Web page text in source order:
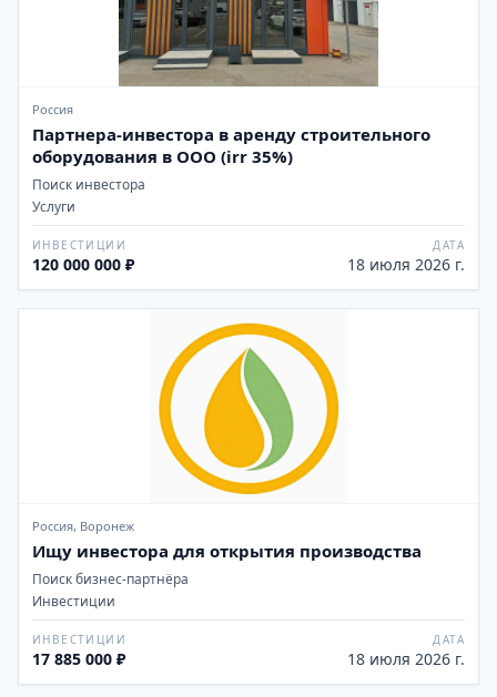
Россия
Партнера-инвестора в аренду строительного
оборудования в ООО (irr 35%)
Поиск инвестора
Услуги
ИНВЕСТИЦИИ
120 000 000 ₽
ДАТА
18 июля 2026 г.
Россия, Воронеж
Ищу инвестора для открытия производства
Поиск бизнес-партнёра
Инвестиции
ИНВЕСТИЦИИ
17 885 000 ₽
ДАТА
18 июля 2026 г.